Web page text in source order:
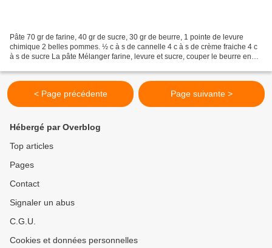
Pâte 70 gr de farine, 40 gr de sucre, 30 gr de beurre, 1 pointe de levure
chimique 2 belles pommes. ½ c à s de cannelle 4 c à s de crème fraiche 4 c
à s de sucre La pâte Mélanger farine, levure et sucre, couper le beurre en
< Page précédente Page suivante >
Hébergé par Overblog
Top articles
Pages
Contact
Signaler un abus
C.G.U.
Cookies et données personnelles